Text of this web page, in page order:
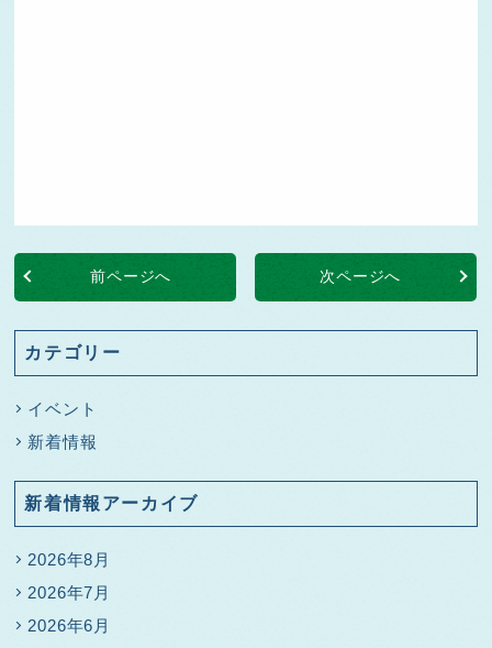
前ページへ 次ページへ
カテゴリー
イベント
新着情報
新着情報アーカイブ
2026年8月
2026年7月
2026年6月